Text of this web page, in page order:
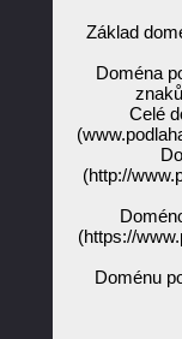
Základ
Doména
Celé
(http://
(https://
Doménu